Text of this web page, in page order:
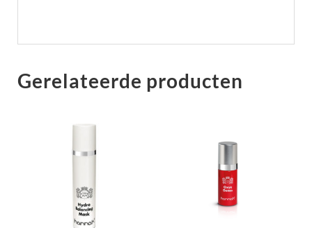
Gerelateerde producten